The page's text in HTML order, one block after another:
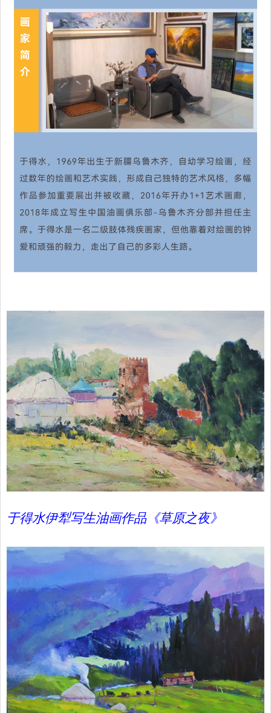
于得水伊犁写生油画作品《草原之夜》